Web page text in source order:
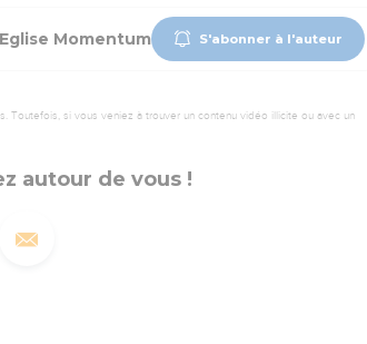
Eglise Momentum S'abonner à l'auteur
si vous veniez à trouver un contenu vidéo illicite ou avec un
autour de vous !